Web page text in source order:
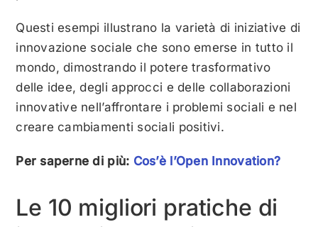
Questi esempi illustrano la varietà di iniziative di
innovazione sociale che sono emerse in tutto il
mondo, dimostrando il potere trasformativo
delle idee, degli approcci e delle collaborazioni
innovative nell’affrontare i problemi sociali e nel
creare cambiamenti sociali positivi.
Per saperne di più: Cos’è l’Open Innovation?
Le 10 migliori pratiche di